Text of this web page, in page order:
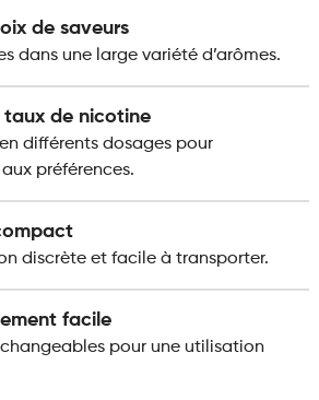
de saveurs
dans une large variété d’arômes.
taux de nicotine
différents dosages pour
préférences.
discrète et facile à transporter.
facile
pour une utilisation